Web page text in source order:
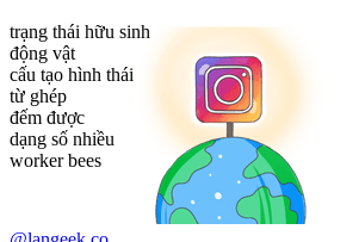
trạng thái hữu sinh
động vật
cấu tạo hình thái
từ ghép
đếm được
dạng số nhiều
worker bees